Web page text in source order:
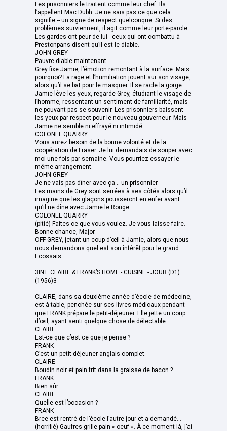
Les prisonniers le traitent comme leur chef. Ils
l’appellent Mac Dubh. Je ne sais pas ce que cela
signifie -- un signe de respect quelconque. Si des
problèmes surviennent, il agit comme leur porte-parole.
Les gardes ont peur de lui - ceux qui ont combattu à
Prestonpans disent qu’il est le diable.
JOHN GREY
Pauvre diable maintenant.
Grey fixe Jamie, l’émotion remontant à la surface. Mais
pourquoi? La rage et l’humiliation jouent sur son visage,
alors qu’il se bat pour le masquer. Il se racle la gorge.
Jamie lève les yeux, regarde Grey, étudiant le visage de
l’homme, ressentant un sentiment de familiarité, mais
ne pouvant pas se souvenir. Les prisonniers baissent
les yeux par respect pour le nouveau gouverneur. Mais
Jamie ne semble ni effrayé ni intimidé.
COLONEL QUARRY
Vous aurez besoin de la bonne volonté et de la
coopération de Fraser. Je lui demandais de souper avec
moi une fois par semaine. Vous pourriez essayer le
même arrangement.
JOHN GREY
Je ne vais pas dîner avec ça... un prisonnier.
Les mains de Grey sont serrées à ses côtés alors qu’il
imagine que les glaçons pousseront en enfer avant
qu’il ne dîne avec Jamie le Rouge.
COLONEL QUARRY
(pitié) Faites ce que vous voulez. Je vous laisse faire.
Bonne chance, Major.
OFF GREY, jetant un coup d’œil à Jamie, alors que nous
nous demandons quel est son intérêt pour le grand
Ecossais...
3INT. CLAIRE & FRANK’S HOME - CUISINE - JOUR (D1)
(1956)3
CLAIRE, dans sa deuxième année d’école de médecine,
est à table, penchée sur ses livres médicaux pendant
que FRANK prépare le petit-déjeuner. Elle jette un coup
d’œil, ayant senti quelque chose de délectable.
CLAIRE
Est-ce que c’est ce que je pense ?
FRANK
C’est un petit déjeuner anglais complet.
CLAIRE
Boudin noir et pain frit dans la graisse de bacon ?
FRANK
Bien sûr.
CLAIRE
Quelle est l’occasion ?
FRANK
Bree est rentré de l’école l’autre jour et a demandé...
(horrifié) Gaufres grille-pain « oeuf ». À ce moment-là, j’ai